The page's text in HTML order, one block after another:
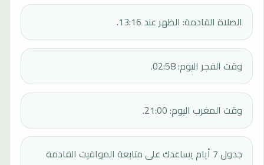
الصلاة القادمة: الظهر عند 13:16.
وقت الفجر اليوم: 02:58.
وقت المغرب اليوم: 21:00.
جدول 7 أيام يساعدك على متابعة المواقيت القادمة